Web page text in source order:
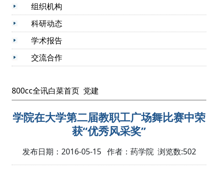
组织机构
科研动态
学术报告
交流合作
800cc全讯白菜首页 党建
学院在大学第二届教职工广场舞比赛中荣
获“优秀风采奖”
发布日期：2016-05-15 作者：药学院 浏览数:502